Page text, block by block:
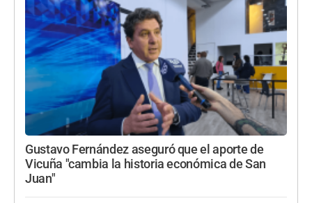
Gustavo Fernández aseguró que el aporte de
Vicuña "cambia la historia económica de San
Juan"